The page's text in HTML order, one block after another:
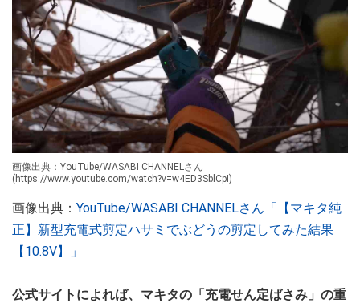
画像出典：YouTube/WASABI CHANNELさん
(https://www.youtube.com/watch?v=w4ED3SblCpI)
画像出典： YouTube/WASABI CHANNELさん「【マキタ純
正】新型充電式剪定ハサミでぶどうの剪定してみた結果
【10.8V】」
公式サイトによれば、マキタの「充電せん定ばさみ」の重